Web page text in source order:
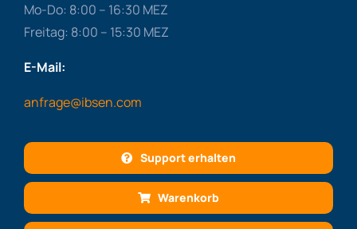
Mo-Do: 8:00 – 16:30 MEZ
Freitag: 8:00 – 15:30 MEZ
E-Mail:
anfrage@ibsen.com
Support erhalten
Warenkorb